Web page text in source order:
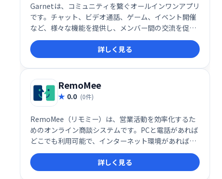
Garnetは、コミュニティを繋ぐオールインワンアプリ
です。チャット、ビデオ通話、ゲーム、イベント開催
など、様々な機能を提供し、メンバー間の交流を促進
します。砕氷船機能なども搭載し、新たな出会いをサ
ポートします。未来をシンプルにする、次世代コミュ
ニティアプリです。
詳しく見る
RemoMee
0.0 (0件)
RemoMee（リモミー）は、営業活動を効率化するた
めのオンライン商談システムです。PCと電話があれば
どこでも利用可能で、インターネット環境があれば、
スムーズに商談を進められます。営業コストと時間を
削減しながら効率的な営業活動を支援し、売上向上を
目指せる便利なツールです。
詳しく見る